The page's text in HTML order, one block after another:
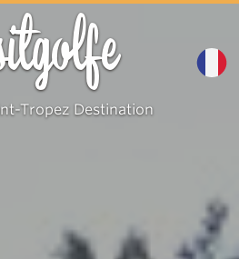
Tropez Destination